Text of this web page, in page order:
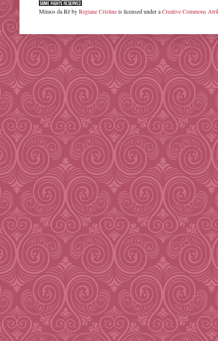
Mimos da RêbyRegiane Cristineis licensed under aCreative Commons